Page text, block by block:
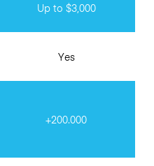
Up to $3,000
Yes
+200.000